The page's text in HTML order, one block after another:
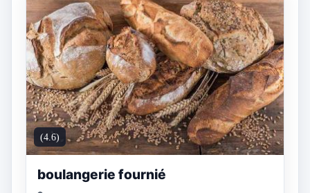
(4.6)
boulangerie fournié